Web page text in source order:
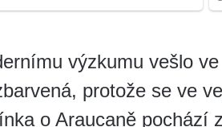
výzkumu vešlo
protože se ve
o Araucaně pochází